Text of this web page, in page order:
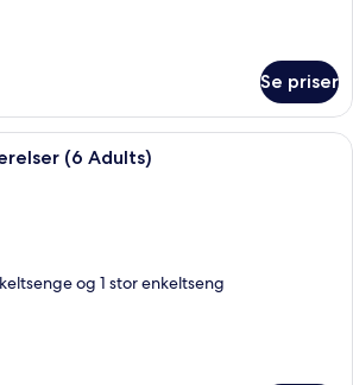
Se priser
2 soveværelser, pengeskab på
(6 Adults)
og 1 stor enkeltseng